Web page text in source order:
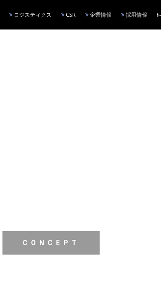
ロジスティクス CSR 企業情報 採用情報
CONCEPT